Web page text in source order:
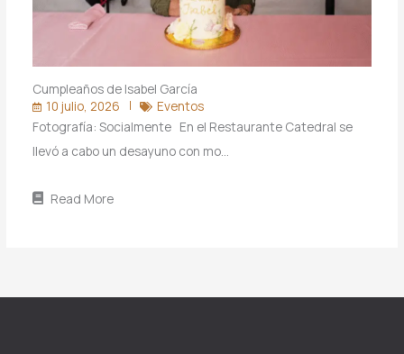
Cumpleaños de Isabel García
10 julio, 2026
Eventos
Fotografía: Socialmente En el Restaurante Catedral se
llevó a cabo un desayuno con mo…
Read More